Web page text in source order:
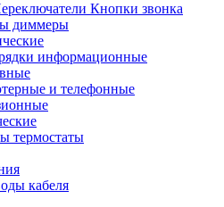
Кнопки звонка
диммеры
информационные
и телефонные
термостаты
кабеля